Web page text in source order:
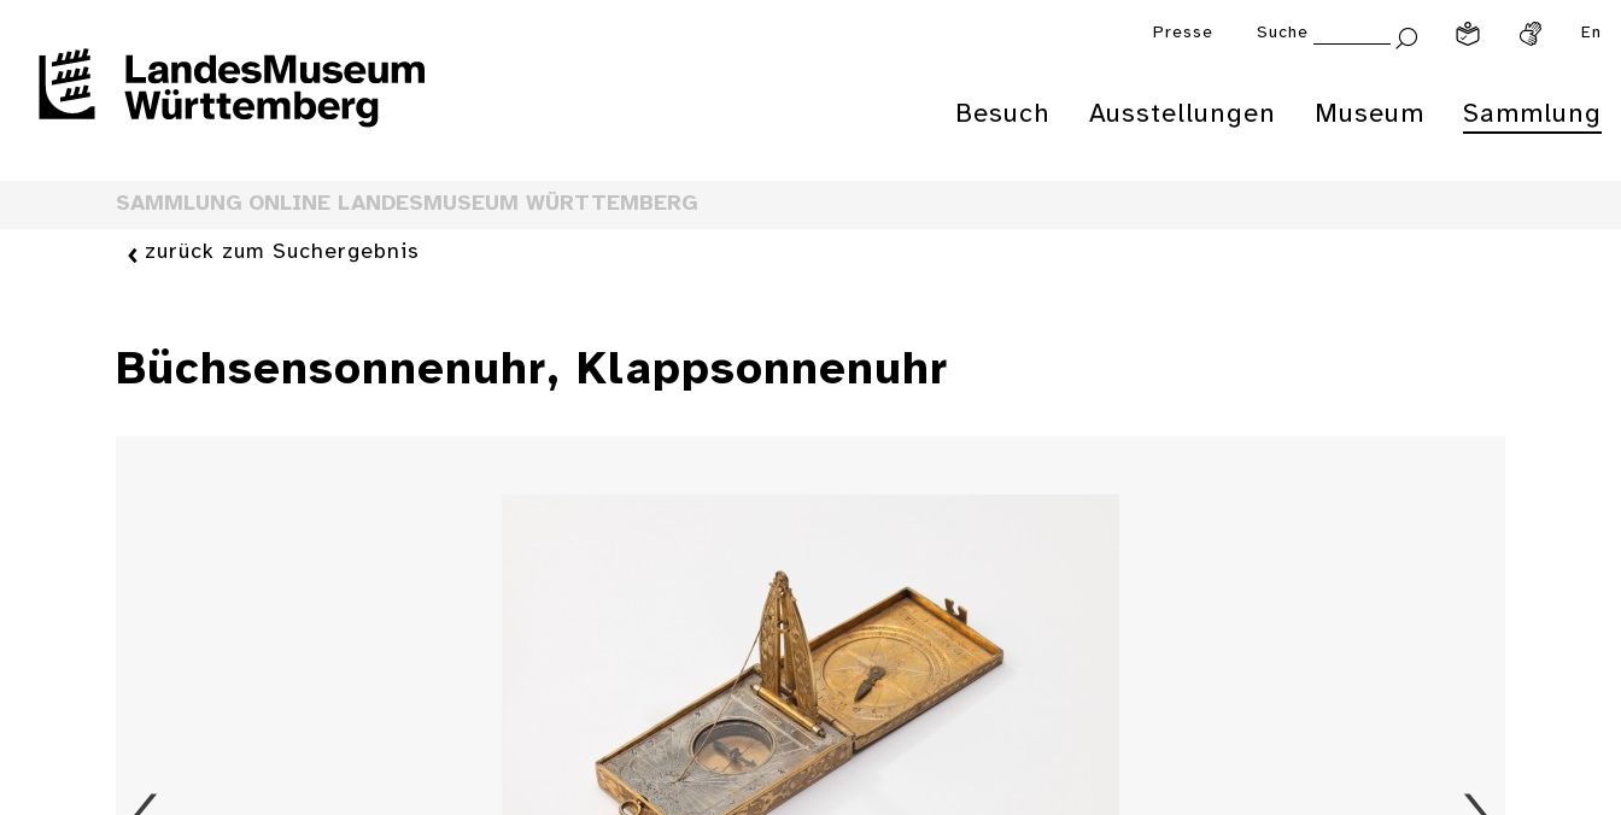
Presse Suche En
Besuch Ausstellungen Museum Sammlung
SAMMLUNG ONLINE LANDESMUSEUM WÜRTTEMBERG
zurück zum Suchergebnis
Büchsensonnenuhr, Klappsonnenuhr